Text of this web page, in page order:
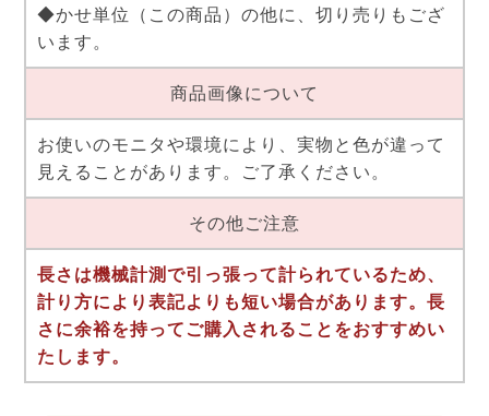
◆かせ単位（この商品）の他に、切り売りもござ
います。
商品画像について
お使いのモニタや環境により、実物と色が違って
見えることがあります。ご了承ください。
その他ご注意
長さは機械計測で引っ張って計られているため、
計り方により表記よりも短い場合があります。長
さに余裕を持ってご購入されることをおすすめい
たします。